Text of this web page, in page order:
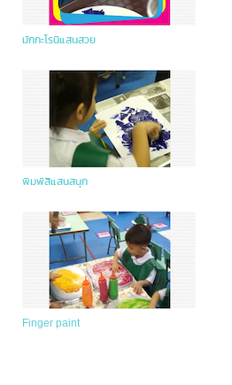
มักกะโรนีแสนสวย
พิมพ์สีแสนสนุก
Finger paint